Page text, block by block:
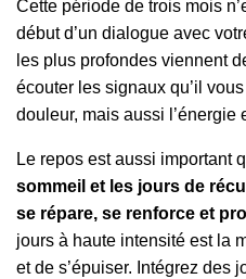
Cette période de trois mois
début d’un dialogue avec
les plus profondes viennent
écouter les signaux qu’il
douleur, mais aussi l’énergie
Le repos est aussi important
sommeil et les jours de
se répare, se renforce et
jours à haute intensité est la
et de s’épuiser. Intégrez des